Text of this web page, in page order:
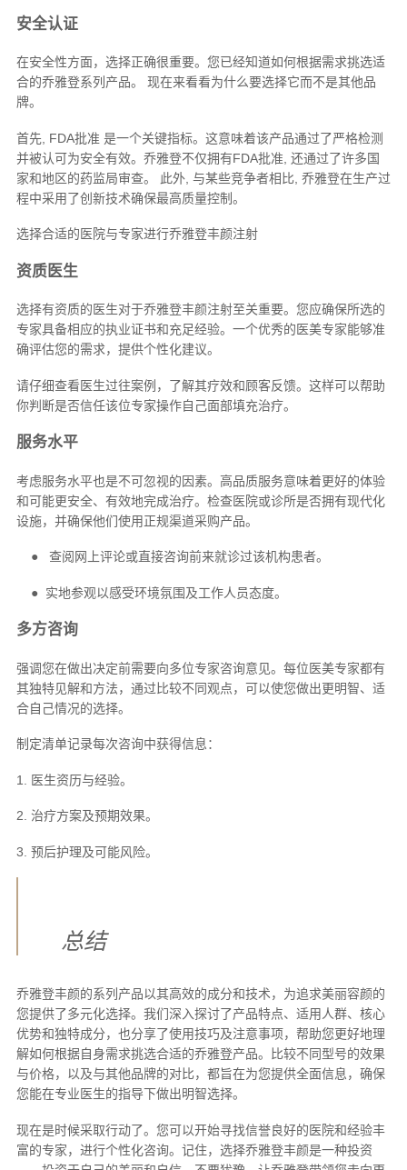
安全认证
在安全性方面，选择正确很重要。您已经知道如何根据需求挑选适
合的乔雅登系列产品。 现在来看看为什么要选择它而不是其他品
牌。
首先, FDA批准 是一个关键指标。这意味着该产品通过了严格检测
并被认可为安全有效。乔雅登不仅拥有FDA批准, 还通过了许多国
家和地区的药监局审查。 此外, 与某些竞争者相比, 乔雅登在生产过
程中采用了创新技术确保最高质量控制。
选择合适的医院与专家进行乔雅登丰颜注射
资质医生
选择有资质的医生对于乔雅登丰颜注射至关重要。您应确保所选的
专家具备相应的执业证书和充足经验。一个优秀的医美专家能够准
确评估您的需求，提供个性化建议。
请仔细查看医生过往案例，了解其疗效和顾客反馈。这样可以帮助
你判断是否信任该位专家操作自己面部填充治疗。
服务水平
考虑服务水平也是不可忽视的因素。高品质服务意味着更好的体验
和可能更安全、有效地完成治疗。检查医院或诊所是否拥有现代化
设施，并确保他们使用正规渠道采购产品。
● 查阅网上评论或直接咨询前来就诊过该机构患者。
● 实地参观以感受环境氛围及工作人员态度。
多方咨询
强调您在做出决定前需要向多位专家咨询意见。每位医美专家都有
其独特见解和方法，通过比较不同观点，可以使您做出更明智、适
合自己情况的选择。
制定清单记录每次咨询中获得信息：
1. 医生资历与经验。
2. 治疗方案及预期效果。
3. 预后护理及可能风险。
总结
乔雅登丰颜的系列产品以其高效的成分和技术，为追求美丽容颜的
您提供了多元化选择。我们深入探讨了产品特点、适用人群、核心
优势和独特成分，也分享了使用技巧及注意事项，帮助您更好地理
解如何根据自身需求挑选合适的乔雅登产品。比较不同型号的效果
与价格，以及与其他品牌的对比，都旨在为您提供全面信息，确保
您能在专业医生的指导下做出明智选择。
现在是时候采取行动了。您可以开始寻找信誉良好的医院和经验丰
富的专家，进行个性化咨询。记住，选择乔雅登丰颜是一种投资